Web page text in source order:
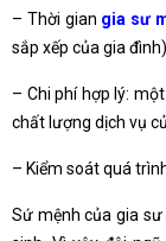
– Thời gian gia sư
sắp xếp của gia đình)
– Chi phí hợp lý:
chất lượng dịch vụ
– Kiểm soát quá
Sứ mệnh của gia